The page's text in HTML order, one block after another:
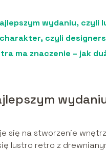
wydaniu, czyli
czyli
ma znaczenie – jak
się na stworzenie
lustro retro z